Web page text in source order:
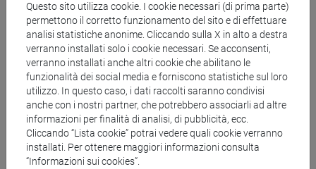
Testi di riferimento
1) Appunti delle lezioni con dossier di testi
esaminati durante il corso (messi a disposizione
on-line su piattaforma moodle).
2) M. Bettalli – A.L. D’Agata – A. Magnetto, Storia
greca, Carocci, nuova ed., Roma 2021, capp. 1-18;
20-23.
oppure
Questo sito utilizza cookie. I cookie necessari (di prima parte)
permettono il corretto funzionamento del sito e di effettuare
analisi statistiche anonime. Cliccando sulla X in alto a destra
verranno installati solo i cookie necessari. Se acconsenti,
verranno installati anche altri cookie che abilitano le
funzionalità dei social media e forniscono statistiche sul loro
utilizzo. In questo caso, i dati raccolti saranno condivisi
anche con i nostri partner, che potrebbero associarli ad altre
informazioni per finalità di analisi, di pubblicità, ecc.
Cliccando “Lista cookie” potrai vedere quali cookie verranno
installati. Per ottenere maggiori informazioni consulta
“Informazioni sui cookies”.